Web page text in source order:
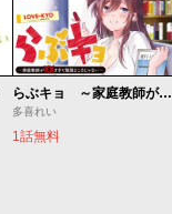
らぶキョ ～家庭教師が××すぎて勉強どころじゃない～
多喜れい
1話無料